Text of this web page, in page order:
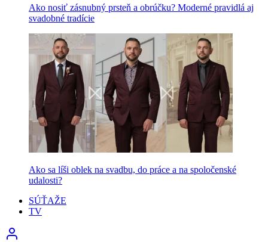
Ako nosiť zásnubný prsteň a obrúčku? Moderné pravidlá aj
svadobné tradície
Ako sa líši oblek na svadbu, do práce a na spoločenské
udalosti?
SÚŤAŽE
TV